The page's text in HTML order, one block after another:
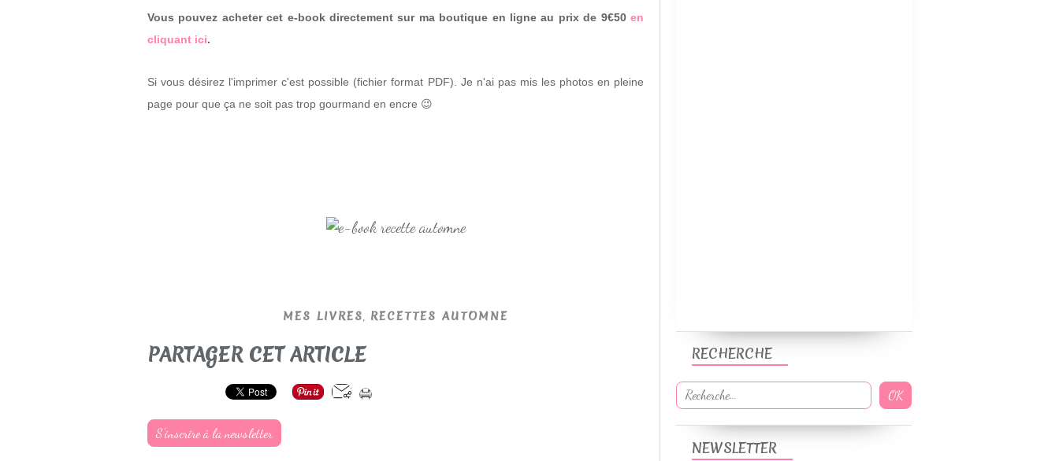
Vous pouvez acheter cet e-book directement sur ma boutique en ligne au prix de 9€50 en
cliquant ici.
Si vous désirez l'imprimer c'est possible (fichier format PDF). Je n'ai pas mis les photos en pleine
page pour que ça ne soit pas trop gourmand en encre 😉
MES LIVRES, RECETTES AUTOMNE
PARTAGER CET ARTICLE
S'inscrire à la newsletter
NEWSLETTER
RECHERCHE